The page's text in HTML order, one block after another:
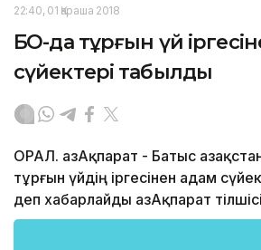
22:40, 01 Қараша 2018
БҚО-да тұрғын үй
сүйектері табылды
ОРАЛ. ҚазАқпарат - Батыс
тұрғын үйдің іргесінен адам
деп хабарлайды ҚазАқпарат